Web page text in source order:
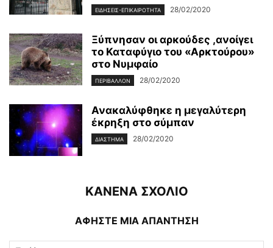
ΕΙΔΉΣΕΙΣ-ΕΠΙΚΑΙΡΌΤΗΤΑ 28/02/2020
Ξύπνησαν οι αρκούδες ,ανοίγει
το Καταφύγιο του «Αρκτούρου»
στο Νυμφαίο
ΠΕΡΙΒΆΛΛΟΝ 28/02/2020
Ανακαλύφθηκε η μεγαλύτερη
έκρηξη στο σύμπαν
ΔΙΆΣΤΗΜΑ 28/02/2020
ΚΑΝΕΝΑ ΣΧΟΛΙΟ
ΑΦΗΣΤΕ ΜΙΑ ΑΠΑΝΤΗΣΗ